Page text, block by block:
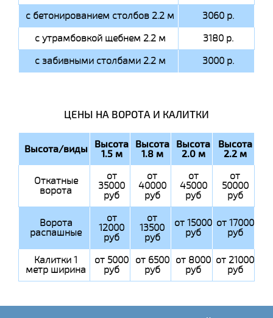
с бетонированием столбов 2.2 м
3060 р.
с утрамбовкой щебнем 2.2 м
3180 р.
с забивными столбами 2.2 м
3000 р.
ЦЕНЫ НА ВОРОТА И КАЛИТКИ
Высота/виды Высота
1.5 м
Высота
1.8 м
Высота
2.0 м
Высота
2.2 м
Откатные
ворота
от
35000
руб
от
40000
руб
от
45000
руб
от
50000
руб
Ворота
распашные
от
12000
руб
от
13500
руб
от 15000
руб
от 17000
руб
Калитки 1
метр ширина
от 5000
руб
от 6500
руб
от 8000
руб
от 21000
руб